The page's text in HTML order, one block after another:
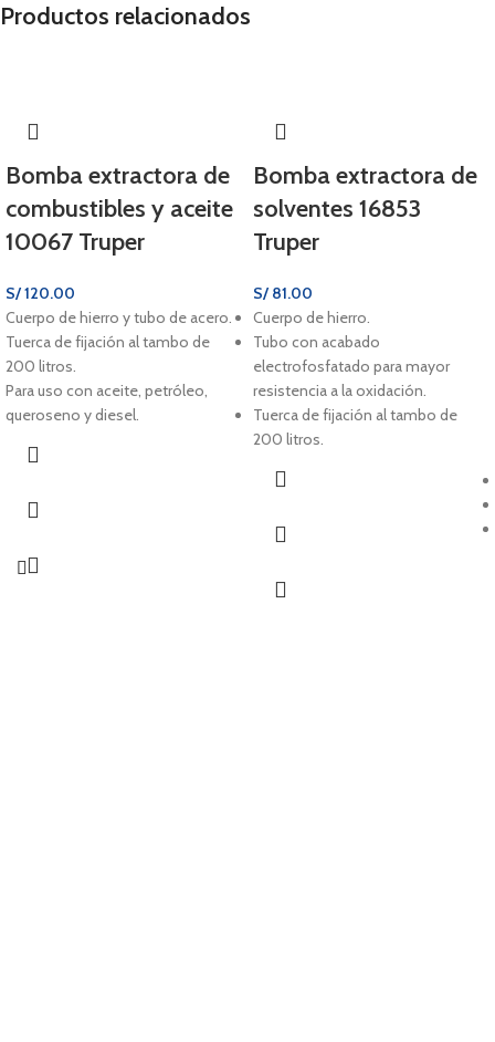
Productos relacionados
Bomba extractora de
combustibles y aceite
10067 Truper
S/120.00
Cuerpo de hierro y tubo de acero.
Tuerca de fijación al tambo de
200 litros.
Para uso con aceite, petróleo,
queroseno y diesel.
Bomba extractora de
solventes 16853
Truper
S/ 81.00
Cuerpo de hierro.
Tubo con acabado
electrofosfatado para mayor
resistencia a la oxidación.
Tuerca de fijación al tambo de
200 litros.